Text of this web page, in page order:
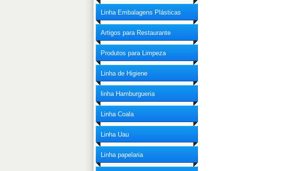
Linha Embalagens Plásticas
Artigos para Restaurante
Produtos para Limpeza
Linha de Higiene
linha Hamburgueria
Linha Coala
Linha Uau
Linha papelaria